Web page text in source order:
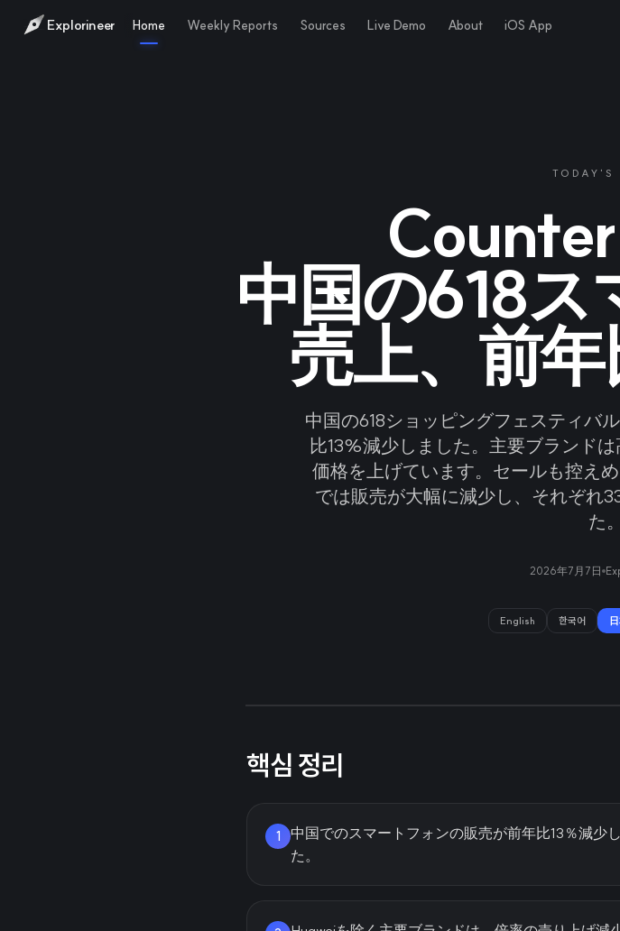
Explorineer Home Weekly Reports Sources Live Demo About iOS App
TODAY'S
中国の618
売上、前
中国の618ショッピングフェスティバ
比13%減少しました。主要ブランド
価格を上げています。セールも控え
では販売が大幅に減少し、それぞれ
た。
2026年7月7日
English 한국어
핵심 정리
1
中国でのスマートフォンの販売が前年比13％減少
た。